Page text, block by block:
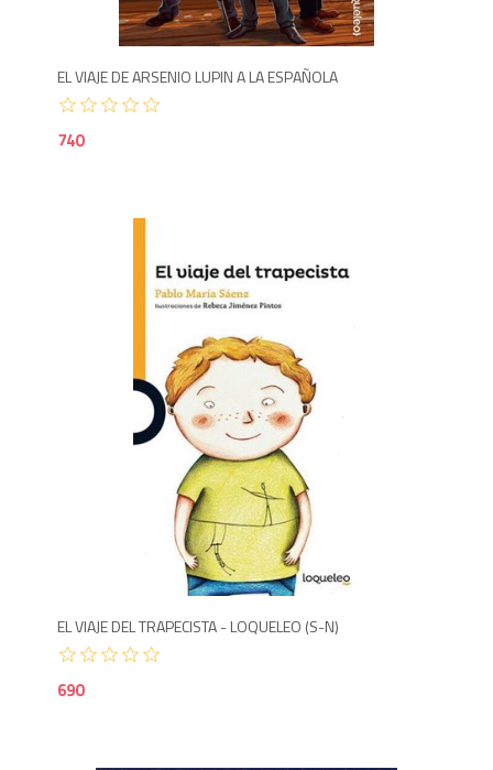
EL VIAJE DE ARSENIO LUPIN A LA ESPAÑOLA
740
EL VIAJE DEL TRAPECISTA - LOQUELEO (S-N)
690